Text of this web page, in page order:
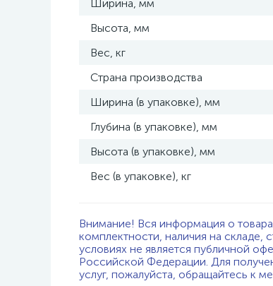
Ширина, мм
Высота, мм
Вес, кг
Страна производства
Ширина (в упаковке), мм
Глубина (в упаковке), мм
Высота (в упаковке), мм
Вес (в упаковке), кг
Внимание! Вся информация о
комплектности, наличия на складе,
условиях не является публичной
Российской Федерации. Для
услуг, пожалуйста, обращайтесь к